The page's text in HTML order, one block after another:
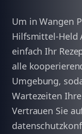
Um in Wangen
Hilfsmittel-Held
einfach Ihr
alle
Umgebung,
Wartezeiten
Vertrauen Sie